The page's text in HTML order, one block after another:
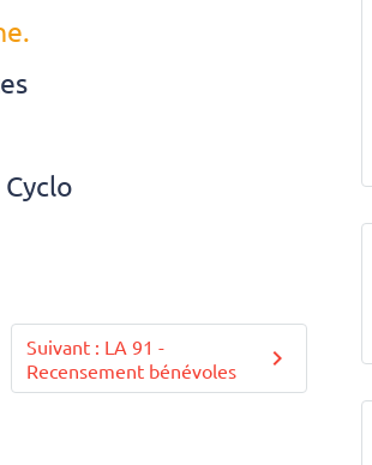
Suivant : LA 91 -
Recensement bénévoles